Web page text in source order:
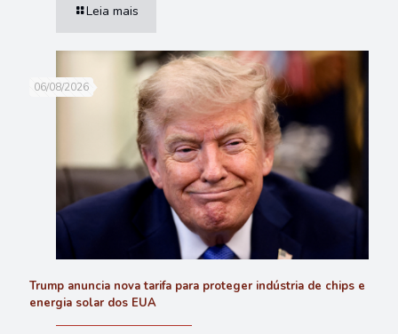
Leia mais
06/08/2026
Trump anuncia nova tarifa para proteger indústria de chips e
energia solar dos EUA